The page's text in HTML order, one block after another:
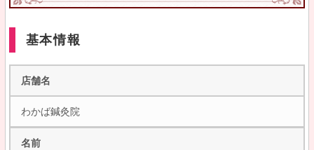
基本情報
店舗名
わかば鍼灸院
名前